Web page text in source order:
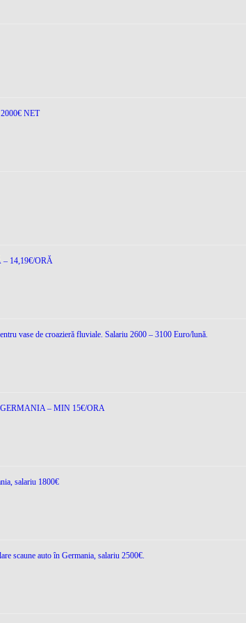
NET
14,19€/ORĂ
vase de croazieră fluviale. Salariu 2600 – 3100 Euro/lună.
– MIN 15€/ORA
salariu 1800€
scaune auto în Germania, salariu 2500€.